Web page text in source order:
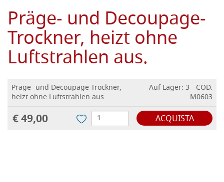
Präge- und Decoupage-
Trockner, heizt ohne
Luftstrahlen aus.
Präge- und Decoupage-Trockner,
heizt ohne Luftstrahlen aus.
Auf Lager: 3 - COD.
M0603
€ 49,00 ACQUISTA